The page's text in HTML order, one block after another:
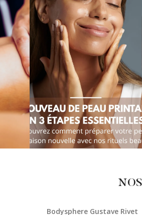
Bodysphere Gustave Rivet